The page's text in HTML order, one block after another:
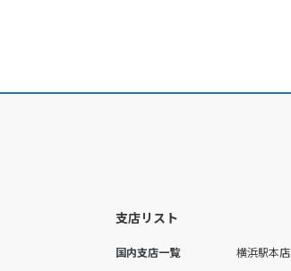
支店リスト
国内支店一覧 横浜駅本店